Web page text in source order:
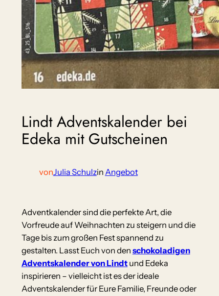
Lindt Adventskalender bei
Edeka mit Gutscheinen
vonJulia Schulzin Angebot
Adventkalender sind die perfekte Art, die
Vorfreude auf Weihnachten zu steigern und die
Tage bis zum großen Fest spannend zu
gestalten. Lasst Euch von den schokoladigen
Adventskalender von Lindtund Edeka
inspirieren – vielleicht ist es der ideale
Adventskalender für Eure Familie, Freunde oder